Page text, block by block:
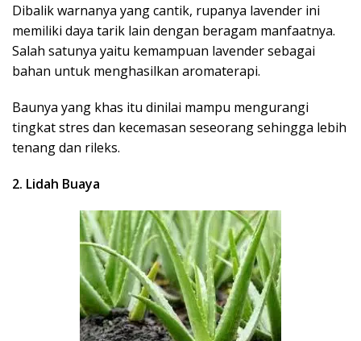
Dibalik warnanya yang cantik, rupanya lavender ini
memiliki daya tarik lain dengan beragam manfaatnya.
Salah satunya yaitu kemampuan lavender sebagai
bahan untuk menghasilkan aromaterapi.
Baunya yang khas itu dinilai mampu mengurangi
tingkat stres dan kecemasan seseorang sehingga lebih
tenang dan rileks.
2. Lidah Buaya